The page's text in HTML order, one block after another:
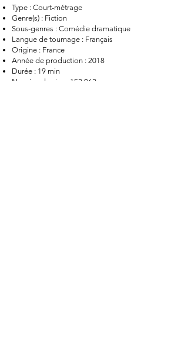
Type : Court-métrage
Genre(s) : Fiction
Sous-genres : Comédie dramatique
Langue de tournage : Français
Origine : France
Année de production : 2018
Durée : 19 min
Numéro de visa : 152.062